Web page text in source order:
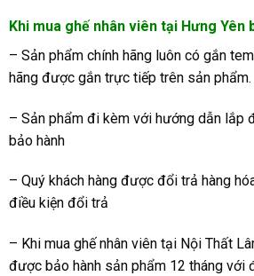
Khi mua ghế nhân viên tại Hưng Yên
– Sản phẩm chính hãng luôn có gắn
hãng được gắn trực tiếp trên sản phẩm.
– Sản phẩm đi kèm với hướng dẫn lắp
bảo hành
– Quý khách hàng được đổi trả hàng
điều kiện đổi trả
– Khi mua ghế nhân viên tại Nội Thất
được bảo hành sản phẩm 12 tháng với